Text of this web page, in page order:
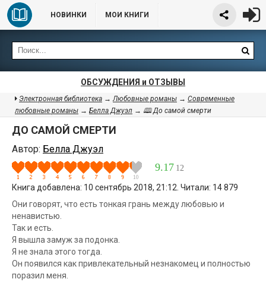
НОВИНКИ МОИ КНИГИ
ОБСУЖДЕНИЯ и ОТЗЫВЫ
Электронная библиотека →Любовные романы → Современные
любовные романы → Белла Джуэл → 🕮 До самой смерти
ДО САМОЙ СМЕРТИ
Автор: Белла Джуэл
9.17 12
Книга добавлена: 10 сентябрь 2018, 21:12. Читали: 14 879
Они говорят, что есть тонкая грань между любовью и
ненавистью.
Так и есть.
Я вышла замуж за подонка.
Я не знала этого тогда.
Он появился как привлекательный незнакомец и полностью
поразил меня.